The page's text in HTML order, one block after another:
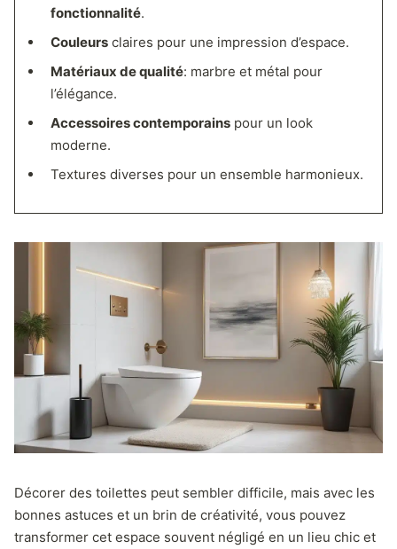
fonctionnalité.
Couleursclaires pour une impression d’espace.
Matériaux de qualité: marbre et métal pour
l’élégance.
Accessoires contemporainspour un look
moderne.
Textures diverses pour un ensemble harmonieux.
Décorer des toilettes peut sembler difficile, mais avec les
bonnes astuces et un brin de créativité, vous pouvez
transformer cet espace souvent négligé en un lieu chic et